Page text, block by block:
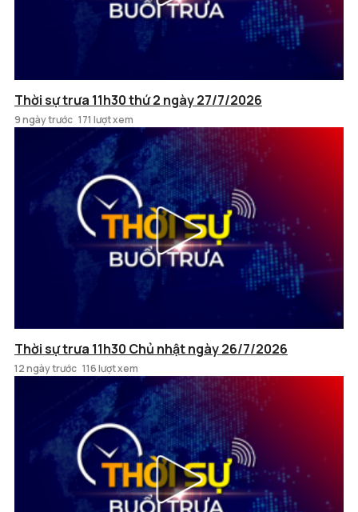
Thời sự trưa 11h30 thứ 2 ngày 27/7/2026
9 ngày trước 171 lượt xem
Thời sự trưa 11h30 Chủ nhật ngày 26/7/2026
12 ngày trước 116 lượt xem